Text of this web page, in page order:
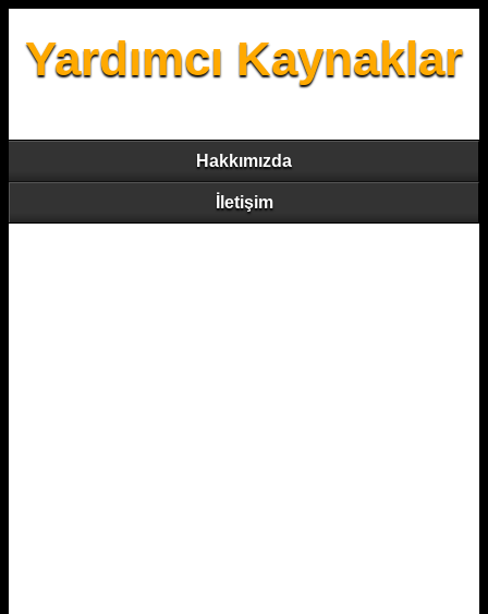
Yardımcı Kaynaklar
Hakkımızda
İletişim